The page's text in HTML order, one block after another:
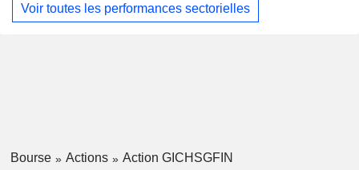
Voir toutes les performances sectorielles
Bourse Actions Action GICHSGFIN